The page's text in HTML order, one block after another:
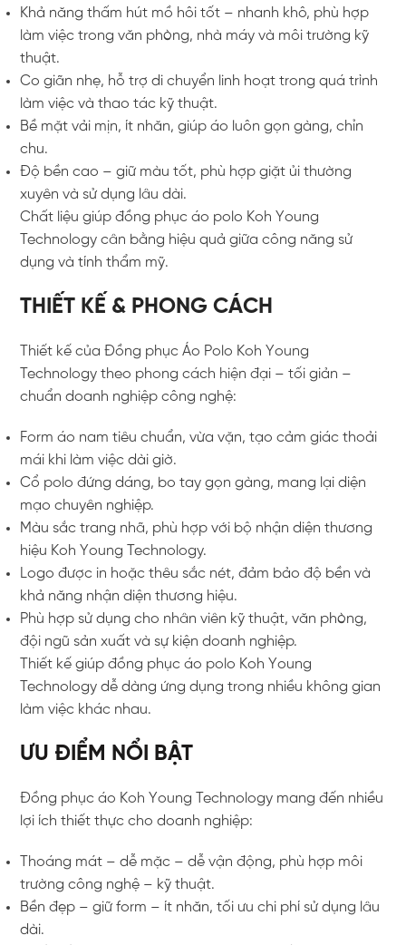
Khả năng thấm hút mồ hôi tốt – nhanh khô, phù hợp
làm việc trong văn phòng, nhà máy và môi trường kỹ
thuật.
Co giãn nhẹ, hỗ trợ di chuyển linh hoạt trong quá trình
làm việc và thao tác kỹ thuật.
Bề mặt vải mịn, ít nhăn, giúp áo luôn gọn gàng, chỉn
chu.
Độ bền cao – giữ màu tốt, phù hợp giặt ủi thường
xuyên và sử dụng lâu dài.
Chất liệu giúp đồng phục áo polo Koh Young
Technology cân bằng hiệu quả giữa công năng sử
dụng và tính thẩm mỹ.
THIẾT KẾ & PHONG CÁCH
Thiết kế của Đồng phục Áo Polo Koh Young
Technology theo phong cách hiện đại – tối giản –
chuẩn doanh nghiệp công nghệ:
Form áo nam tiêu chuẩn, vừa vặn, tạo cảm giác thoải
mái khi làm việc dài giờ.
Cổ polo đứng dáng, bo tay gọn gàng, mang lại diện
mạo chuyên nghiệp.
Màu sắc trang nhã, phù hợp với bộ nhận diện thương
hiệu Koh Young Technology.
Logo được in hoặc thêu sắc nét, đảm bảo độ bền và
khả năng nhận diện thương hiệu.
Phù hợp sử dụng cho nhân viên kỹ thuật, văn phòng,
đội ngũ sản xuất và sự kiện doanh nghiệp.
Thiết kế giúp đồng phục áo polo Koh Young
Technology dễ dàng ứng dụng trong nhiều không gian
làm việc khác nhau.
ƯU ĐIỂM NỔI BẬT
Đồng phục áo Koh Young Technology mang đến nhiều
lợi ích thiết thực cho doanh nghiệp:
Thoáng mát – dễ mặc – dễ vận động, phù hợp môi
trường công nghệ – kỹ thuật.
Bền đẹp – giữ form – ít nhăn, tối ưu chi phí sử dụng lâu
dài.